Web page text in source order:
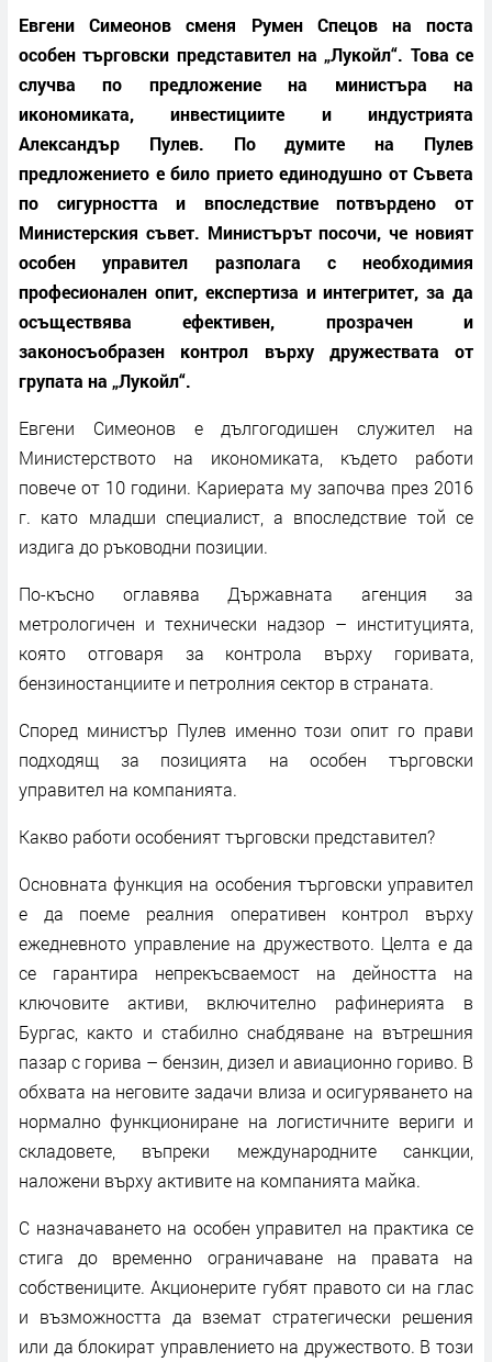
Евгени Симеонов сменя Румен Спецов на поста
особен търговски представител на „Лукойл“. Това се
случва по предложение на министъра на
икономиката, инвестициите и индустрията
Александър Пулев. По думите на Пулев
предложението е било прието единодушно от Съвета
по сигурността и впоследствие потвърдено от
Министерския съвет. Министърът посочи, че новият
особен управител разполага с необходимия
професионален опит, експертиза и интегритет, за да
осъществява ефективен, прозрачен и
законосъобразен контрол върху дружествата от
групата на „Лукойл“.
Евгени Симеонов е дългогодишен служител на
Министерството на икономиката, където работи
повече от 10 години. Кариерата му започва през 2016
г. като младши специалист, а впоследствие той се
издига до ръководни позиции.
По-късно оглавява Държавната агенция за
метрологичен и технически надзор – институцията,
която отговаря за контрола върху горивата,
бензиностанциите и петролния сектор в страната.
Според министър Пулев именно този опит го прави
подходящ за позицията на особен търговски
управител на компанията.
Какво работи особеният търговски представител?
Основната функция на особения търговски управител
е да поеме реалния оперативен контрол върху
ежедневното управление на дружеството. Целта е да
се гарантира непрекъсваемост на дейността на
ключовите активи, включително рафинерията в
Бургас, както и стабилно снабдяване на вътрешния
пазар с горива – бензин, дизел и авиационно гориво. В
обхвата на неговите задачи влиза и осигуряването на
нормално функциониране на логистичните вериги и
складовете, въпреки международните санкции,
наложени върху активите на компанията майка.
С назначаването на особен управител на практика се
стига до временно ограничаване на правата на
собствениците. Акционерите губят правото си на глас
и възможността да вземат стратегически решения
или да блокират управлението на дружеството. В този